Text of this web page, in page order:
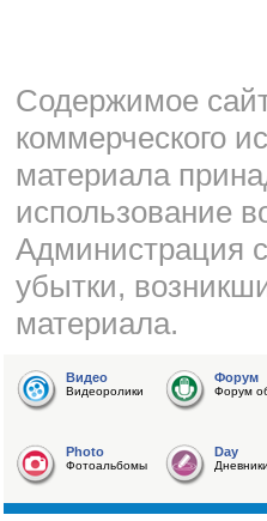
Cодержимое
коммерческого
материала
использование
Администрация
убытки,
материала.
Видео
Видеоролики
Форум
Форум
Photo
Фотоальбомы
Day
Дневники